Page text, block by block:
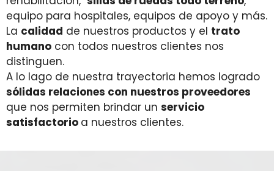
equipo para hospitales, equipos de apoyo y más.
La calidad de nuestros productos y el trato
humano con todos nuestros clientes nos
distinguen.
A lo lago de nuestra trayectoria hemos logrado
sólidas relaciones con nuestros proveedores
que nos permiten brindar un servicio
satisfactorio a nuestros clientes.